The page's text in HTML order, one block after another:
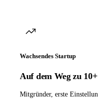
Wachsendes Startup
Auf dem Weg zu
Mitgründer, erste